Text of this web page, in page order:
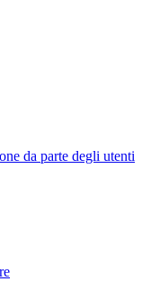
da parte degli utenti